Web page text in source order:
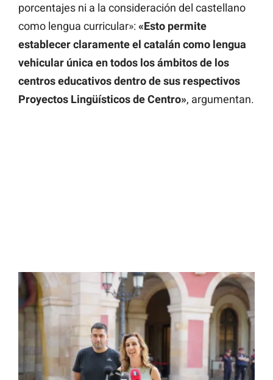
porcentajes ni a la consideración del castellano
como lengua curricular»: «Esto permite
establecer claramente el catalán como lengua
vehicular única en todos los ámbitos de los
centros educativos dentro de sus respectivos
Proyectos Lingüísticos de Centro», argumentan.